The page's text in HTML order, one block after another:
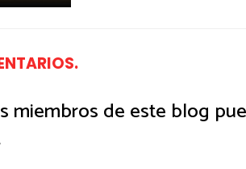
miembros de este blog